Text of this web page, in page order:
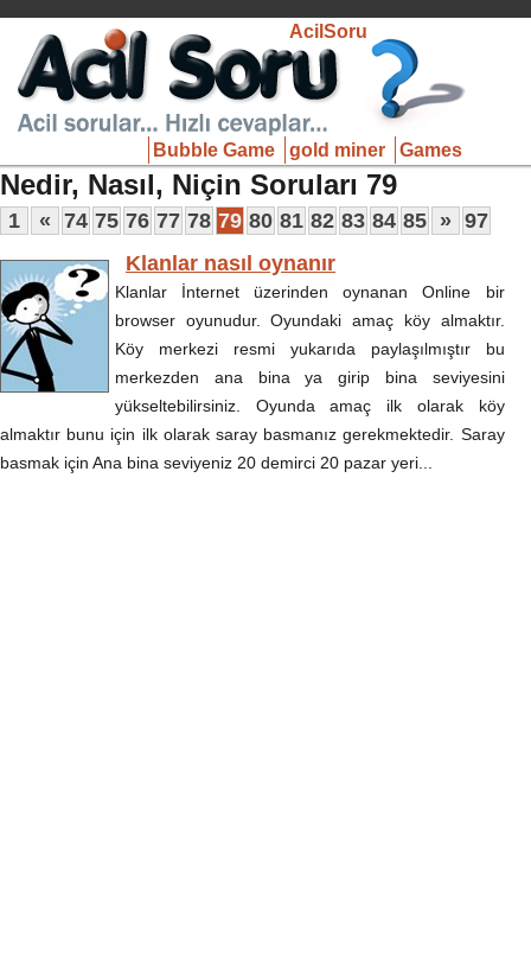
Games
gold miner
Bubble Game
AcilSoru
Nedir, Nasıl, Niçin Soruları 79
1 « 74 75 76 77 78 79 80 81 82 83 84 85 » 97
Klanlar nasıl oynanır
Klanlar İnternet üzerinden oynanan Online bir
browser oyunudur. Oyundaki amaç köy almaktır.
Köy merkezi resmi yukarıda paylaşılmıştır bu
merkezden ana bina ya girip bina seviyesini
yükseltebilirsiniz. Oyunda amaç ilk olarak köy
almaktır bunu için ilk olarak saray basmanız gerekmektedir. Saray
basmak için Ana bina seviyeniz 20 demirci 20 pazar yeri...